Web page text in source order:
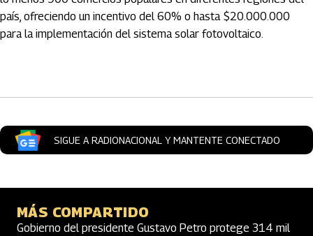
país, ofreciendo un incentivo del 60% o hasta $20.000.000
para la implementación del sistema solar fotovoltaico.
SIGUE A RADIONACIONAL Y MANTENTE CONECTADO
MÁS COMPARTIDO
Gobierno del presidente Gustavo Petro protege 314 mil